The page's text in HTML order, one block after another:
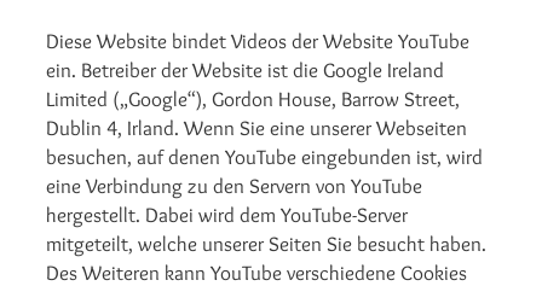
Diese Website bindet Videos der Website YouTube
ein. Betreiber der Website ist die Google Ireland
Limited („Google“), Gordon House, Barrow Street,
Dublin 4, Irland. Wenn Sie eine unserer Webseiten
besuchen, auf denen YouTube eingebunden ist, wird
eine Verbindung zu den Servern von YouTube
hergestellt. Dabei wird dem YouTube-Server
mitgeteilt, welche unserer Seiten Sie besucht haben.
Des Weiteren kann YouTube verschiedene Cookies